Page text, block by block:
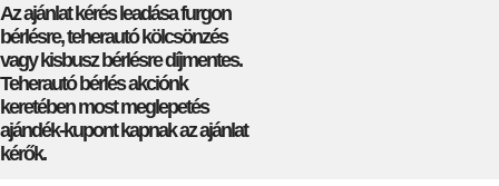
Az ajánlat kérés leadása furgon
bérlésre, teherautó kölcsönzés
vagy kisbusz bérlésre díjmentes.
Teherautó bérlés akciónk
keretében most meglepetés
ajándék-kupont kapnak az ajánlat
kérők.